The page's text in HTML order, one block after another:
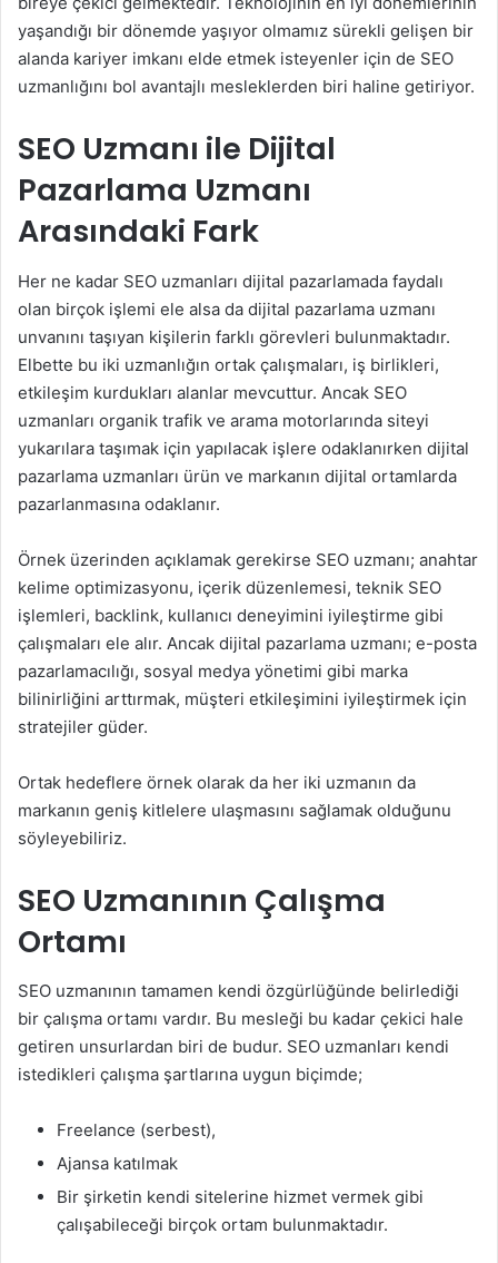
yaşandığı bir dönemde yaşıyor olmamız sürekli gelişen bir
alanda kariyer imkanı elde etmek isteyenler için de SEO
uzmanlığını bol avantajlı mesleklerden biri haline getiriyor.
SEO Uzmanı ile Dijital
Pazarlama Uzmanı
Arasındaki Fark
Her ne kadar SEO uzmanları dijital pazarlamada faydalı
olan birçok işlemi ele alsa da dijital pazarlama uzmanı
unvanını taşıyan kişilerin farklı görevleri bulunmaktadır.
Elbette bu iki uzmanlığın ortak çalışmaları, iş birlikleri,
etkileşim kurdukları alanlar mevcuttur. Ancak SEO
uzmanları organik trafik ve arama motorlarında siteyi
yukarılara taşımak için yapılacak işlere odaklanırken dijital
pazarlama uzmanları ürün ve markanın dijital ortamlarda
pazarlanmasına odaklanır.
Örnek üzerinden açıklamak gerekirse SEO uzmanı; anahtar
kelime optimizasyonu, içerik düzenlemesi, teknik SEO
işlemleri, backlink, kullanıcı deneyimini iyileştirme gibi
çalışmaları ele alır. Ancak dijital pazarlama uzmanı; e-posta
pazarlamacılığı, sosyal medya yönetimi gibi marka
bilinirliğini arttırmak, müşteri etkileşimini iyileştirmek için
stratejiler güder.
Ortak hedeflere örnek olarak da her iki uzmanın da
markanın geniş kitlelere ulaşmasını sağlamak olduğunu
söyleyebiliriz.
SEO Uzmanının Çalışma
Ortamı
SEO uzmanının tamamen kendi özgürlüğünde belirlediği
bir çalışma ortamı vardır. Bu mesleği bu kadar çekici hale
getiren unsurlardan biri de budur. SEO uzmanları kendi
istedikleri çalışma şartlarına uygun biçimde;
Freelance (serbest),
Ajansa katılmak
Bir şirketin kendi sitelerine hizmet vermek gibi
çalışabileceği birçok ortam bulunmaktadır.